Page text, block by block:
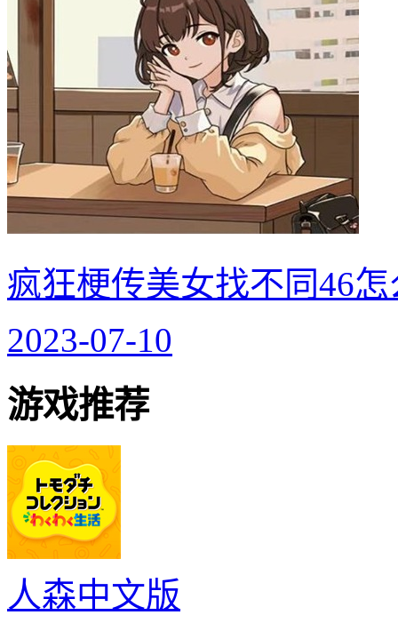
疯狂梗传美女找不同46
2023-07-10
游戏推荐
人森中文版